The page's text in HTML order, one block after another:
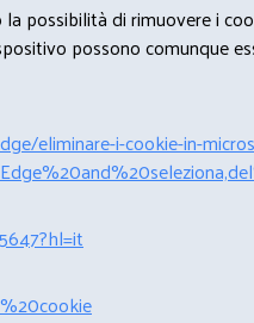
possibilità di rimuovere i
possono comunque
eliminare-i-cookie-in-